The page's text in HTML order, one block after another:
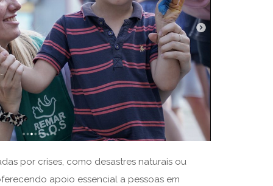
por crises, como desastres naturais ou
apoio essencial a pessoas em